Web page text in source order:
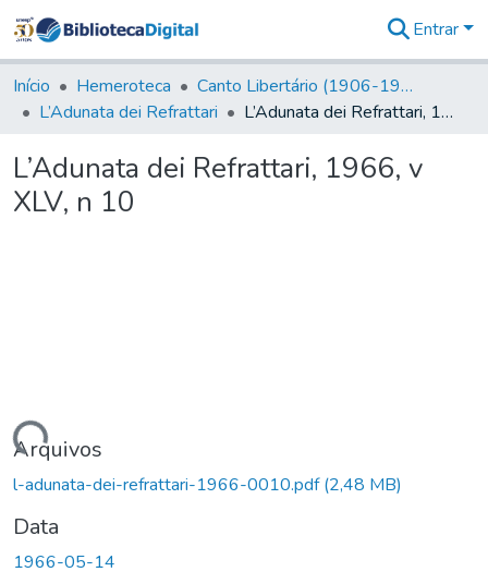
&
Coleções
Tudo na
Digital
Entrar
Início Hemeroteca
Canto Libertário (1906-1995)
L’Adunata dei Refrattari
L’Adunata dei Refrattari, 1966, v XLV, n 10
L’Adunata dei Refrattari, 1966, v
XLV, n 10
Arquivos
l-adunata-dei-refrattari-1966-0010.pdf(2,48 MB)
Data
1966-05-14